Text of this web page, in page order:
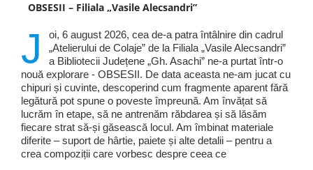
OBSESII – Filiala „Vasile Alecsandri”
J
oi, 6 august 2026, cea de-a patra întâlnire din cadrul
„Atelierului de Colaje” de la Filiala „Vasile Alecsandri”
a Bibliotecii Județene „Gh. Asachi” ne-a purtat într-o
nouă explorare - OBSESII. De data aceasta ne-am jucat cu
chipuri și cuvinte, descoperind cum fragmente aparent fără
legătură pot spune o poveste împreună. Am învățat să
lucrăm în etape, să ne antrenăm răbdarea și să lăsăm
fiecare strat să-și găsească locul. Am îmbinat materiale
diferite – suport de hârtie, paiete și alte detalii – pentru a
crea compoziții care vorbesc despre ceea ce